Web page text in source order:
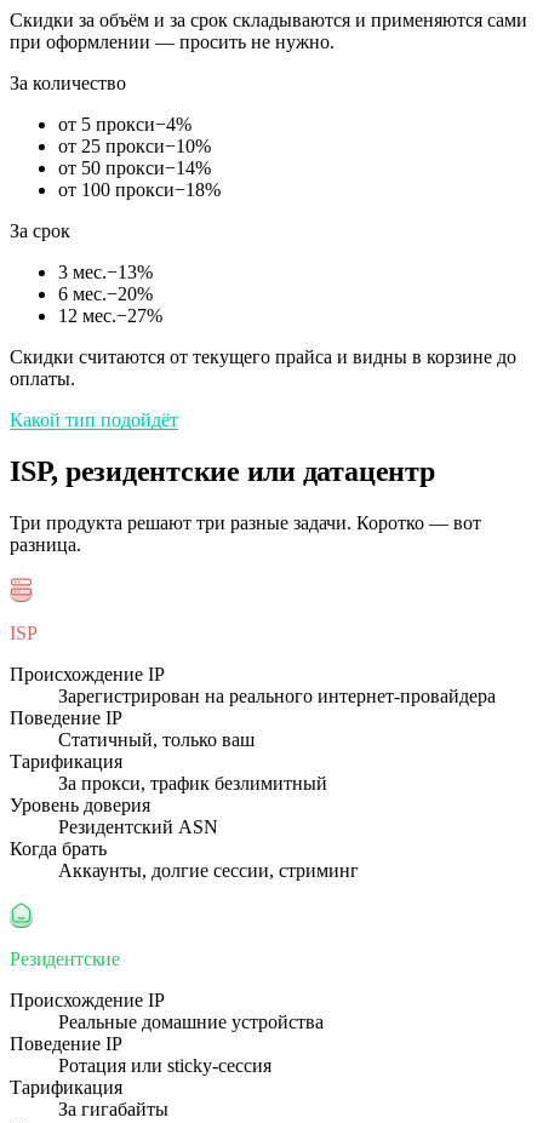
Скидки за объём и за срок складываются и применяются сами
при оформлении — просить не нужно.
За количество
от 5 прокси−4%
от 25 прокси−10%
от 50 прокси−14%
от 100 прокси−18%
За срок
3 мес.−13%
6 мес.−20%
12 мес.−27%
Скидки считаются от текущего прайса и видны в корзине до
оплаты.
Какой тип подойдёт
ISP, резидентские или датацентр
Три продукта решают три разные задачи. Коротко — вот
разница.
ISP
Происхождение IP
Зарегистрирован на реального интернет-провайдера
Поведение IP
Статичный, только ваш
Тарификация
За прокси, трафик безлимитный
Уровень доверия
Резидентский ASN
Когда брать
Аккаунты, долгие сессии, стриминг
Резидентские
Происхождение IP
Реальные домашние устройства
Поведение IP
Ротация или sticky-сессия
Тарификация
За гигабайты